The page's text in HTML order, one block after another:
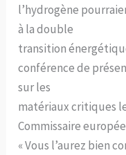
l’hydrogène
à la double
transition
conférence de
sur les
matériaux critiques
Commissaire
« Vous l’aurez bien